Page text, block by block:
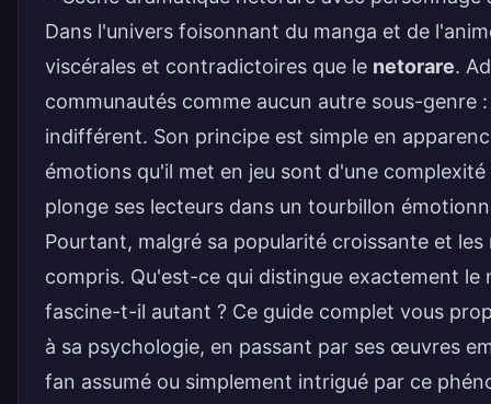
Dans l'univers foisonnant du manga et de
viscérales et contradictoires que le netorare.
communautés comme aucun autre sous-genre
indifférent. Son principe est simple en
émotions qu'il met en jeu sont d'une
plonge ses lecteurs dans un tourbillon
Pourtant, malgré sa popularité croissante et
compris. Qu'est-ce qui distingue exactement
fascine-t-il autant ? Ce guide complet vous
à sa psychologie, en passant par ses œuvres
fan assumé ou simplement intrigué par ce